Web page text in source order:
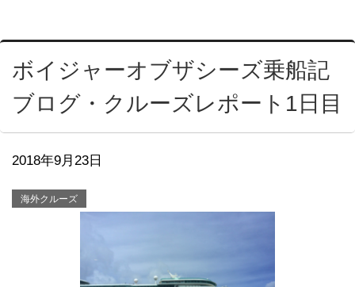
ボイジャーオブザシーズ乗船記
ブログ・クルーズレポート1日目
2018年9月23日
海外クルーズ